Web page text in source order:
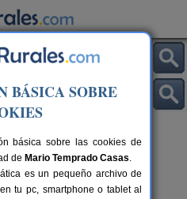
de Nerva
BÁSICA SOBRE
básica sobre las cookies de
de Mario Temprado Casas.
es un pequeño archivo de
tu pc, smartphone o tablet al